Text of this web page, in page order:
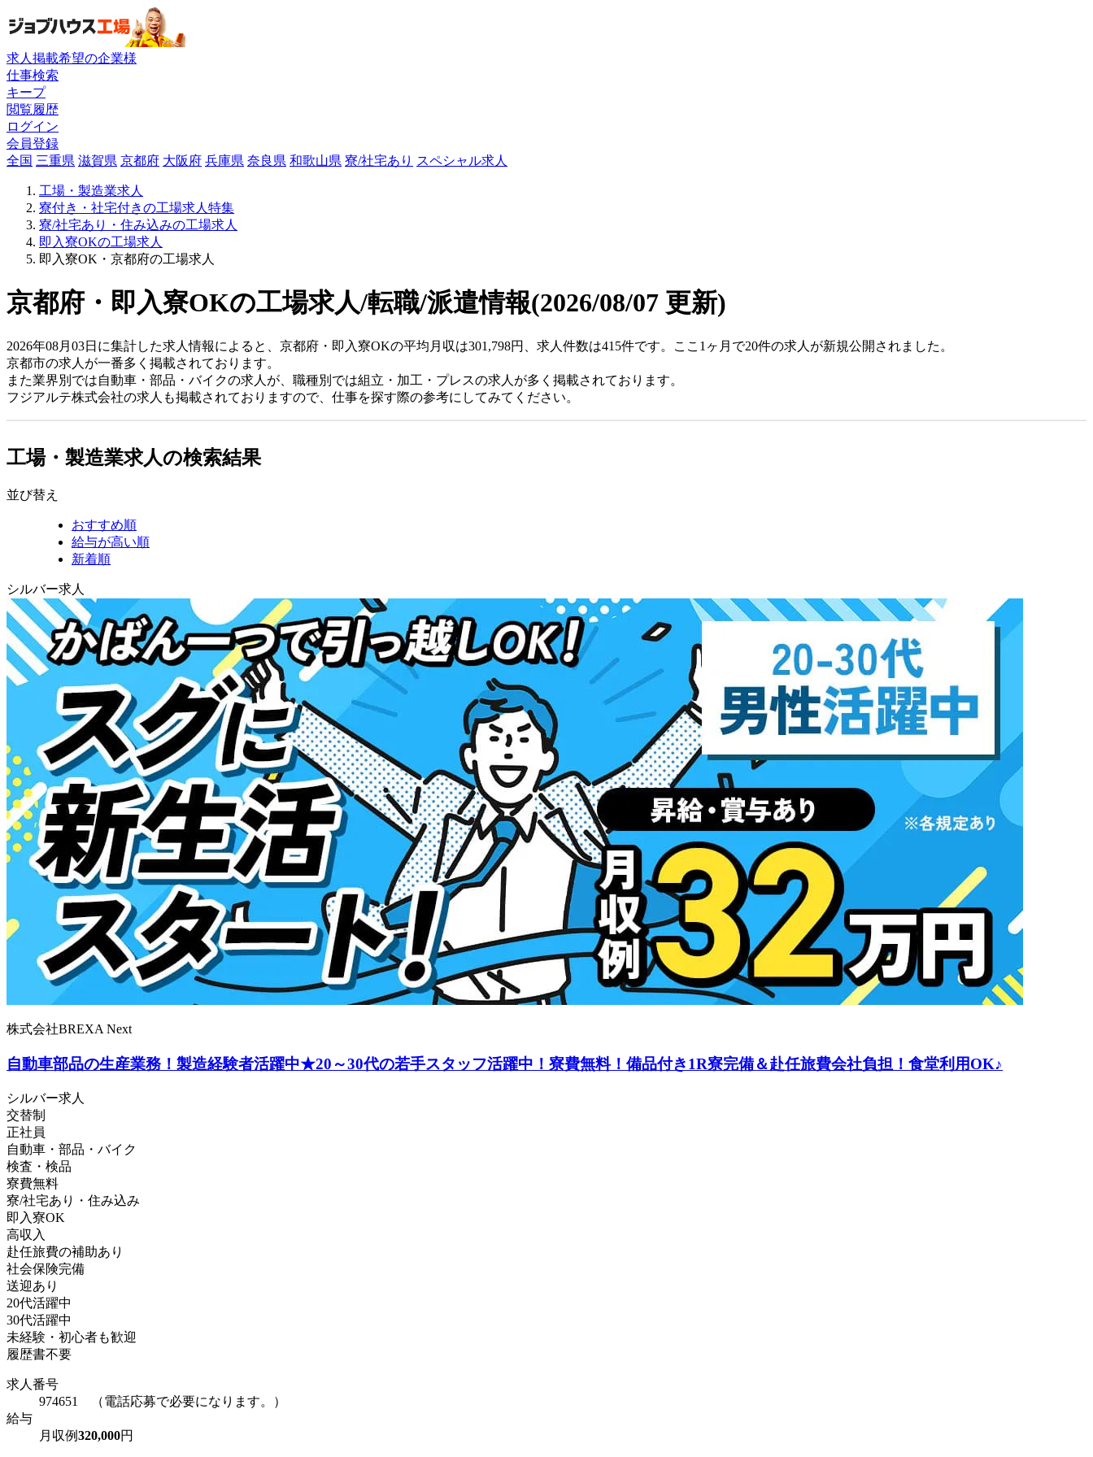
求人掲載希望の企業様
仕事検索
キープ
閲覧履歴
ログイン
会員登録
全国 三重県 滋賀県 京都府 大阪府 兵庫県 奈良県 和歌山県 寮/社宅あり スペシャル求人
工場・製造業求人
寮付き・社宅付きの工場求人特集
寮/社宅あり・住み込みの工場求人
即入寮OKの工場求人
即入寮OK・京都府の工場求人
京都府・即入寮OKの工場求人/転職/派遣情報(2026/08/07 更新)
2026年08月03日に集計した求人情報によると、京都府・即入寮OKの平均月収は301,798円、求人件数は415件です。ここ1ヶ月で20件の求人が新規公開されました。
京都市の求人が一番多く掲載されております。
また業界別では自動車・部品・バイクの求人が、職種別では組立・加工・プレスの求人が多く掲載されております。
フジアルテ株式会社の求人も掲載されておりますので、仕事を探す際の参考にしてみてください。
工場・製造業求人の検索結果
並び替え
おすすめ順
給与が高い順
新着順
シルバー求人
株式会社BREXA Next
自動車部品の生産業務！製造経験者活躍中★20～30代の若手スタッフ活躍中！寮費無料！備品付き1R寮完備＆赴任旅費会社負担！食堂利用OK♪
シルバー求人
交替制
正社員
自動車・部品・バイク
検査・検品
寮費無料
寮/社宅あり・住み込み
即入寮OK
高収入
赴任旅費の補助あり
社会保険完備
送迎あり
20代活躍中
30代活躍中
未経験・初心者も歓迎
履歴書不要
求人番号
974651 （電話応募で必要になります。）
給与
月収例320,000円